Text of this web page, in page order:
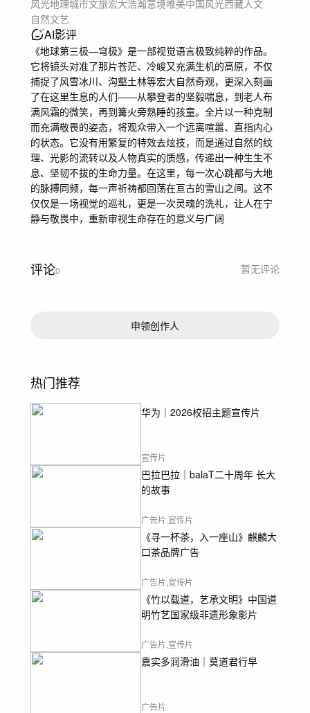
风光地理城市文旅宏大浩瀚意境唯美中国风光西藏人文
自然文艺
AI影评
《地球第三极—穹极》是一部视觉语言极致纯粹的作品。
它将镜头对准了那片苍茫、冷峻又充满生机的高原，不仅
捕捉了风雪冰川、沟壑土林等宏大自然奇观，更深入刻画
了在这里生息的人们——从攀登者的坚毅喘息，到老人布
满风霜的微笑，再到篝火旁熟睡的孩童。全片以一种克制
而充满敬畏的姿态，将观众带入一个远离喧嚣、直指内心
的状态。它没有用繁复的特效去炫技，而是通过自然的纹
理、光影的流转以及人物真实的质感，传递出一种生生不
息、坚韧不拔的生命力量。在这里，每一次心跳都与大地
的脉搏同频，每一声祈祷都回荡在亘古的雪山之间。这不
仅仅是一场视觉的巡礼，更是一次灵魂的洗礼，让人在宁
静与敬畏中，重新审视生命存在的意义与广阔
评论0 暂无评论
申领创作人
热门推荐
华为｜2026校招主题宣传片
宣传片
巴拉巴拉｜balaT二十周年 长大
的故事
广告片,宣传片
《寻一杯茶，入一座山》麒麟大
口茶品牌广告
广告片,宣传片
《竹以载道，艺承文明》中国道
明竹艺国家级非遗形象影片
广告片,宣传片
嘉实多润滑油｜莫道君行早
广告片